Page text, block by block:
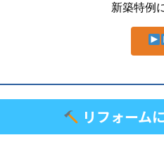
新築特例
リフォーム